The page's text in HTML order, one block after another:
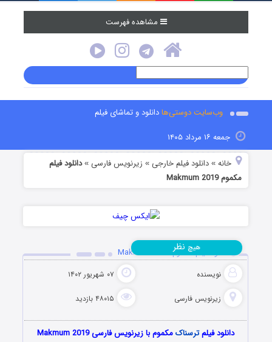
مشاهده فهرست
وب‌سایت دوستی‌هادانلود و تماشای فیلم
جمعه ۱۶ مرداد ۱۴۰۵
خانه »دانلود فیلم خارجی » زیرنویس فارسی »دانلود فیلم
مکموم Makmum 2019
دانلود فیلم مکموم Makmum 2019
نویسنده ۰۷ شهریور ۱۴۰۲
زیرنویس فارسی ۴۸۰۱۵ بازدید
هیچ نظر
دانلود فیلمترسناک
مکموم با زیرنویس فارسی Makmum 2019